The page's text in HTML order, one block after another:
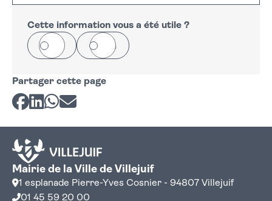
+
−
Cette information vous a été utile ?
Oui Non
Partager cette page
Partager sur Facebook
Partager sur LinkedIn
Partager sur Whatsapp
Partager par courriel
Mairie de la Ville de Villejuif
1 esplanade Pierre-Yves Cosnier - 94807 Villejuif
01 45 59 20 00